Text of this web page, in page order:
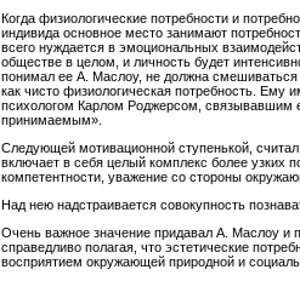
Когда физиологические потребности и
индивида основное место занимают
всего нуждается в эмоциональных
обществе в целом, и личность будет
понимал ее А. Маслоу, не должна
как чисто физиологическая потребность. Ему
психологом Карлом Роджерсом, связывавшим
принимаемым».
Следующей мотивационной ступенькой,
включает в себя целый комплекс более узких
компетентности, уважение со стороны
Над нею надстраивается совокупность
Очень важное значение придавал А. Маслоу и
справедливо полагая, что эстетические
восприятием окружающей природной и